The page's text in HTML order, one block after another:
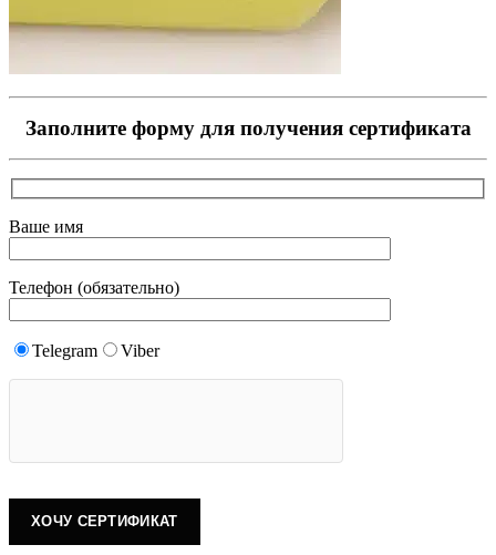
Заполните форму для получения сертификата
Ваше имя
Телефон (обязательно)
Telegram Viber